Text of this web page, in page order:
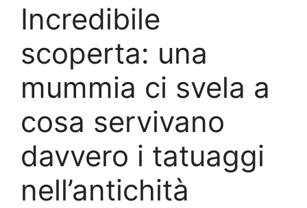
Incredibile
scoperta: una
mummia ci svela a
cosa servivano
davvero i tatuaggi
nell’antichità